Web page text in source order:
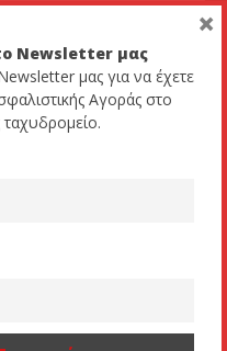
cookies για να σας
εμπειρία. Πατήστε
να βελτιώσουμε
τις ρυθμίσεις
«Ρυθμίσεις Cookies».
Newsletter μας
μας για να έχετε
Αγοράς στο
×